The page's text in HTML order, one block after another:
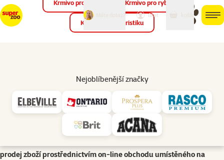
můj
účet
Krmivo pro ptáky Krmivo pro ryby
Krmivo pro teraristiku
Nejoblíbenější značky
Obchodní podmínky
Obchodní podmínky obchodní společnostiPlaček Pet Products
s.r.o.se sídlem Revoluční 1381, Poděbrady, 290 01, identifikační číslo:
28995911, zapsané v obchodním rejstříku vedeném Městským
prodej zboží prostřednictvím on-line obchodu umístěného na